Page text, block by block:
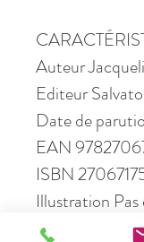
Auteur
Editeur
Date de
EAN
ISBN
Illustration
Nombre de